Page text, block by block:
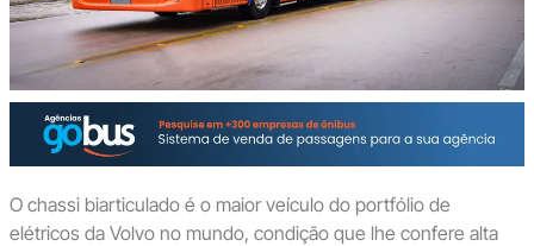
O chassi biarticulado é o maior veículo do portfólio de
elétricos da Volvo no mundo, condição que lhe confere alta